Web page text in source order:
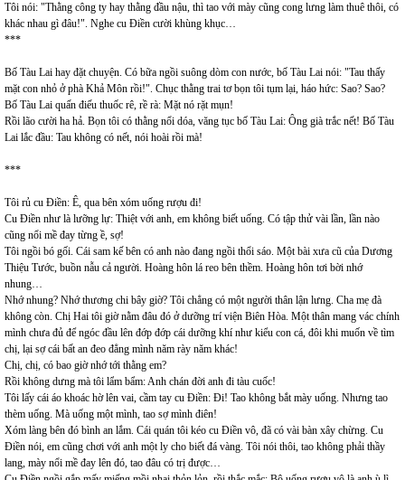
Tôi nói: "Thằng công ty hay thằng đầu nậu, thì tao với mày cũng cong lưng làm thuê thôi, có
khác nhau gì đâu!". Nghe cu Điền cười khùng khục…
***
Bố Tàu Lai hay đặt chuyện. Có bữa ngồi suông dòm con nước, bố Tàu Lai nói: "Tau thấy
mặt con nhỏ ở phà Khả Môn rồi!". Chục thằng trai tơ bọn tôi tụm lại, háo hức: Sao? Sao?
Bố Tàu Lai quấn điếu thuốc rê, rề rà: Mặt nó rặt mụn!
Rồi lão cười ha hả. Bọn tôi có thằng nổi dóa, văng tục bố Tàu Lai: Ông già trắc nết! Bố Tàu
Lai lắc đầu: Tau không có nết, nói hoài rồi mà!
***
Tôi rủ cu Điền: Ê, qua bên xóm uống rượu đi!
Cu Điền như là lưỡng lự: Thiệt với anh, em không biết uống. Có tập thử vài lần, lần nào
cũng nổi mề đay từng ề, sợ!
Tôi ngồi bó gối. Cái sam kế bên có anh nào đang ngồi thổi sáo. Một bài xưa cũ của Dương
Thiệu Tước, buồn nẫu cả người. Hoàng hôn lá reo bên thềm. Hoàng hôn tơi bời nhớ
nhung…
Nhớ nhung? Nhớ thương chi bây giờ? Tôi chẳng có một người thân lận lưng. Cha mẹ đà
không còn. Chị Hai tôi giờ nằm đâu đó ở dưỡng trí viện Biên Hòa. Một thân mang vác chính
mình chưa đủ để ngóc đầu lên đớp đớp cái dưỡng khí như kiểu con cá, đôi khi muốn về tìm
chị, lại sợ cái bất an đeo đẳng mình năm rày năm khác!
Chị, chị, có bao giờ nhớ tới thằng em?
Rồi không dưng mà tôi lẩm bẩm: Anh chán đời anh đi tàu cuốc!
Tôi lấy cái áo khoác hờ lên vai, cầm tay cu Điền: Đi! Tao không bắt mày uống. Nhưng tao
thèm uống. Mà uống một mình, tao sợ mình điên!
Xóm làng bên đó bình an lắm. Cái quán tôi kéo cu Điền vô, đã có vài bàn xây chừng. Cu
Điền nói, em cũng chơi với anh một ly cho biết đá vàng. Tôi nói thôi, tao không phải thầy
lang, mày nổi mề đay lên đó, tao đâu có trị được…